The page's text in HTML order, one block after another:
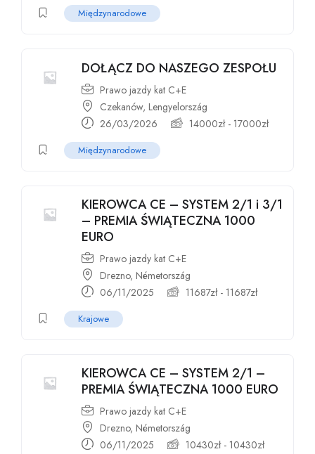
Międzynarodowe
DOŁĄCZ DO NASZEGO ZESPOŁU
Prawo jazdy kat C+E
Czekanów, Lengyelország
26/03/2026
14000zł- 17000zł
Międzynarodowe
KIEROWCA CE – SYSTEM 2/1 i 3/1
– PREMIA ŚWIĄTECZNA 1000
EURO
Prawo jazdy kat C+E
Drezno, Németország
06/11/2025
11687zł- 11687zł
Krajowe
KIEROWCA CE – SYSTEM 2/1 –
PREMIA ŚWIĄTECZNA 1000 EURO
Prawo jazdy kat C+E
Drezno, Németország
06/11/2025
10430zł- 10430zł